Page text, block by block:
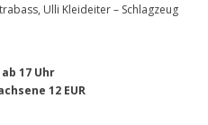
Ulli Kleideiter – Schlagzeug
17 Uhr
12 EUR